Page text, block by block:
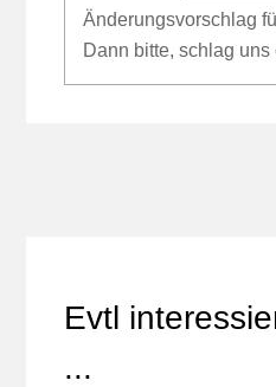
Änderungsvorschlag
Dann bitte, schlag
Evtl
...